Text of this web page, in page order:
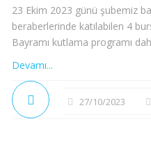
23 Ekim 2023 günü şubemiz
beraberlerinde katılabilen 4
Bayramı kutlama programı
Devamı...
27/10/2023